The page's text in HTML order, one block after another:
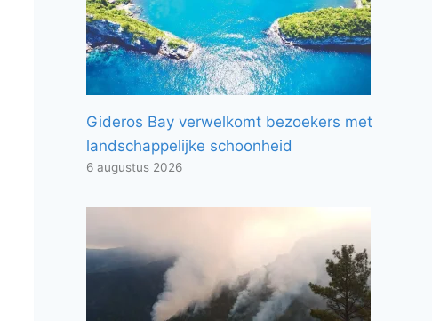
Gideros Bay verwelkomt bezoekers met
landschappelijke schoonheid
6 augustus 2026